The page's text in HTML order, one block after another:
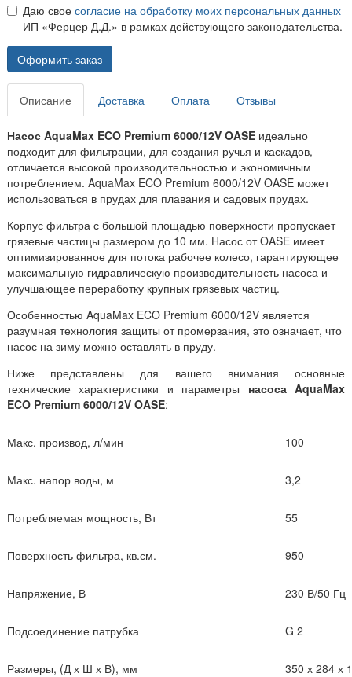
Даю свое согласие на обработку моих персональных данных
ИП «Ферцер Д.Д.» в рамках действующего законодательства.
Оформить заказ
Описание Доставка Оплата Отзывы
Насос AquaMax ECO Premium 6000/12V OASE идеально
подходит для фильтрации, для создания ручья и каскадов,
отличается высокой производительностью и экономичным
потреблением. AquaMax ECO Premium 6000/12V OASE может
использоваться в прудах для плавания и садовых прудах.
Корпус фильтра с большой площадью поверхности пропускает
грязевые частицы размером до 10 мм. Насос от OASE имеет
оптимизированное для потока рабочее колесо, гарантирующее
максимальную гидравлическую производительность насоса и
улучшающее переработку крупных грязевых частиц.
Особенностью AquaMax ECO Premium 6000/12V является
разумная технология защиты от промерзания, это означает, что
насос на зиму можно оставлять в пруду.
Ниже представлены для вашего внимания основные
технические характеристики и параметры насоса AquaMax
ECO Premium 6000/12V OASE:
Макс. производ, л/мин 100
Макс. напор воды, м 3,2
Потребляемая мощность, Вт 55
Поверхность фильтра, кв.см. 950
Напряжение, В 230 В/50 Гц
Подсоединение патрубка G 2
Размеры, (Д х Ш х В), мм 350 х 284 х